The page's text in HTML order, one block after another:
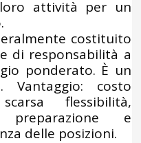
attività per un
costituito
di responsabilità a
ponderato. È un
Vantaggio: costo
flessibilità,
preparazione e
delle posizioni.